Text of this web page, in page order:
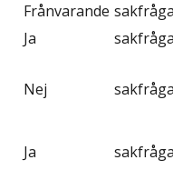
Frånvarande
Ja
Nej
Ja